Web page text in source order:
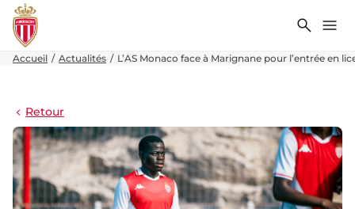
Accueil Actualités L’AS Monaco face à Marignane pour l’entrée en
Retour